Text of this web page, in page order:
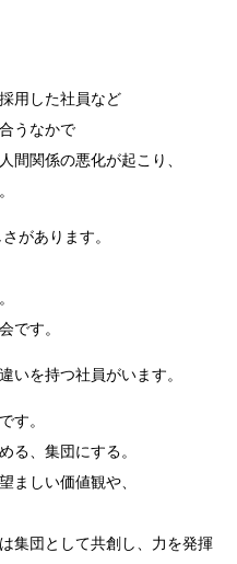
用した社員など
うなかで
間関係の悪化が起こり、
があります。
です。
いを持つ社員がいます。
す。
る、集団にする。
ましい価値観や、
集団として共創し、力を発揮